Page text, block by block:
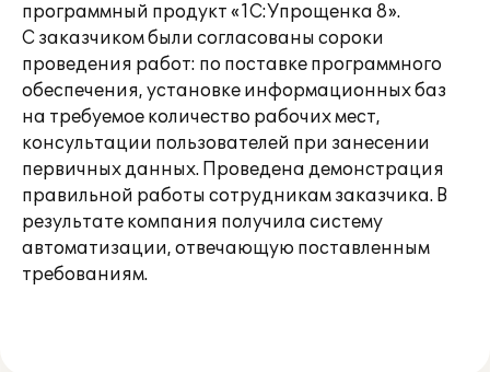
программный продукт «1С:Упрощенка 8».
С заказчиком были согласованы сороки
проведения работ: по поставке программного
обеспечения, установке информационных баз
на требуемое количество рабочих мест,
консультации пользователей при занесении
первичных данных. Проведена демонстрация
правильной работы сотрудникам заказчика. В
результате компания получила систему
автоматизации, отвечающую поставленным
требованиям.